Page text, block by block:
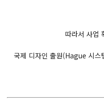
따라서 사업
국제 디자인 출원(Hague 시스